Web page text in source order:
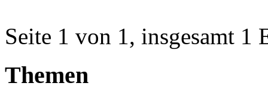
Seite 1 von 1, insgesamt 1
Themen